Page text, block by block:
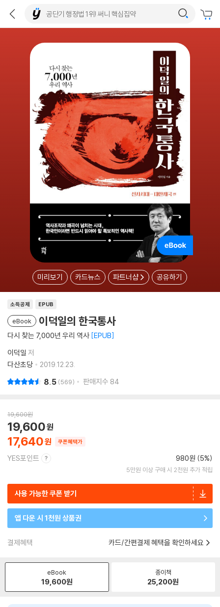
미리보기 카드뉴스 파트너샵 공유하기
소득공제 EPUB
eBook 이덕일의 한국통사
다시 찾는 7,000년 우리 역사 EPUB
이덕일 저
다산초당
2019.12.23.
8.5 569 판매지수 84
19,600원
17,640
19,600
쿠폰혜택가
YES포인트 980원 (5%)
5만원 이상 구매 시 2천원 추가 적립
사용 가능한 쿠폰 받기
앱 다운 시 1천원 상품권
결제혜택 카드/간편결제 혜택을 확인하세요
eBook
19,600원
종이책
25,200원